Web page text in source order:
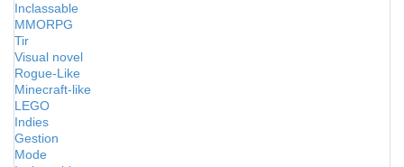
Inclassable
MMORPG
Tir
Visual novel
Rogue-Like
Minecraft-like
LEGO
Indies
Gestion
Mode